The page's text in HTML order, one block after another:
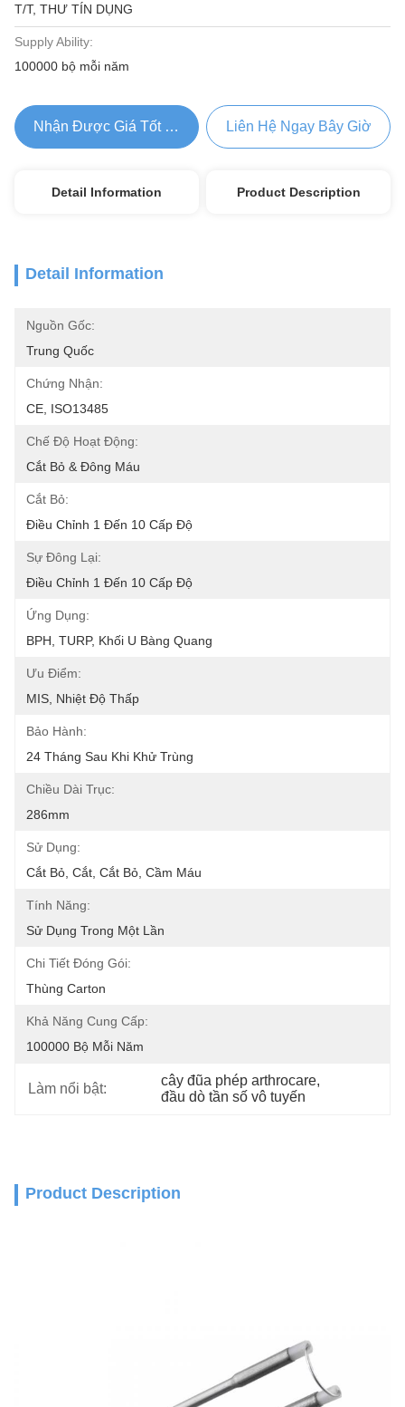
T/T, THƯ TÍN DỤNG
Supply Ability:
100000 bộ mỗi năm
Nhận Được Giá Tốt Nhất Liên Hệ Ngay Bây Giờ
Detail Information Product Description
Detail Information
Nguồn Gốc:
Trung Quốc
Chứng Nhận:
CE, ISO13485
Chế Độ Hoạt Động:
Cắt Bỏ & Đông Máu
Cắt Bỏ:
Điều Chỉnh 1 Đến 10 Cấp Độ
Sự Đông Lại:
Điều Chỉnh 1 Đến 10 Cấp Độ
Ứng Dụng:
BPH, TURP, Khối U Bàng Quang
Ưu Điểm:
MIS, Nhiệt Độ Thấp
Bảo Hành:
24 Tháng Sau Khi Khử Trùng
Chiều Dài Trục:
286mm
Sử Dụng:
Cắt Bỏ, Cắt, Cắt Bỏ, Cầm Máu
Tính Năng:
Sử Dụng Trong Một Lần
Chi Tiết Đóng Gói:
Thùng Carton
Khả Năng Cung Cấp:
100000 Bộ Mỗi Năm
Làm nổi bật:
cây đũa phép arthrocare,
đầu dò tần số vô tuyến
Product Description